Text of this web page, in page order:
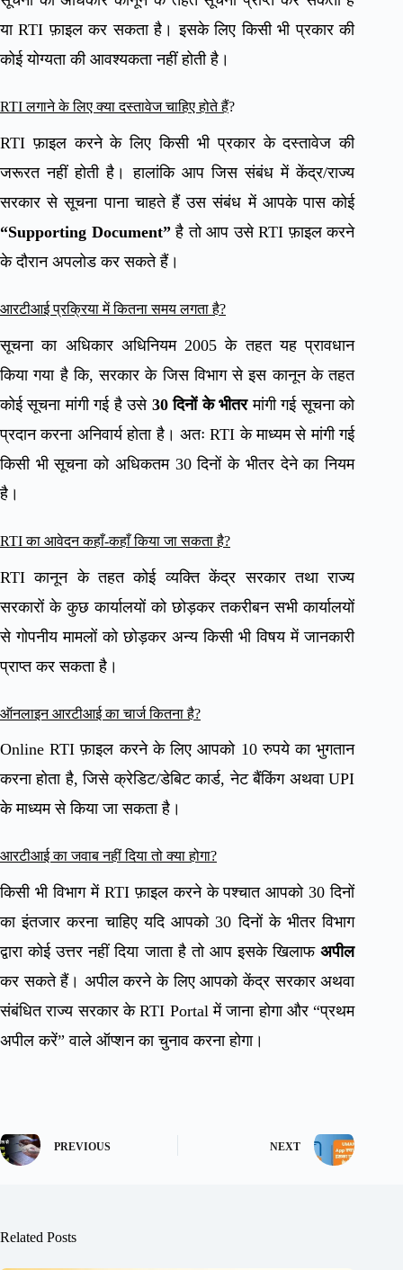
या RTI फ़ाइल कर सकता है। इसके लिए किसी भी प्रकार की
कोई योग्यता की आवश्यकता नहीं होती है।
RTI लगाने के लिए क्या दस्तावेज चाहिए होते हैं?
RTI फ़ाइल करने के लिए किसी भी प्रकार के दस्तावेज की
जरूरत नहीं होती है। हालांकि आप जिस संबंध में केंद्र/राज्य
सरकार से सूचना पाना चाहते हैं उस संबंध में आपके पास कोई
“Supporting Document”है तो आप उसे RTI फ़ाइल करने
के दौरान अपलोड कर सकते हैं।
आरटीआई प्रक्रिया में कितना समय लगता है?
सूचना का अधिकार अधिनियम 2005 के तहत यह प्रावधान
किया गया है कि, सरकार के जिस विभाग से इस कानून के तहत
कोई सूचना मांगी गई है उसे30 दिनों के भीतरमांगी गई सूचना को
प्रदान करना अनिवार्य होता है। अतः RTI के माध्यम से मांगी गई
किसी भी सूचना को अधिकतम 30 दिनों के भीतर देने का नियम
है।
RTI का आवेदन कहाँ-कहाँ किया जा सकता है?
RTI कानून के तहत कोई व्यक्ति केंद्र सरकार तथा राज्य
सरकारों के कुछ कार्यालयों को छोड़कर तकरीबन सभी कार्यालयों
से गोपनीय मामलों को छोड़कर अन्य किसी भी विषय में जानकारी
प्राप्त कर सकता है।
ऑनलाइन आरटीआई का चार्ज कितना है?
Online RTI फ़ाइल करने के लिए आपको 10 रुपये का भुगतान
करना होता है, जिसे क्रेडिट/डेबिट कार्ड, नेट बैंकिंग अथवा UPI
के माध्यम से किया जा सकता है।
आरटीआई का जवाब नहीं दिया तो क्या होगा?
किसी भी विभाग में RTI फ़ाइल करने के पश्चात आपको 30 दिनों
का इंतजार करना चाहिए यदि आपको 30 दिनों के भीतर विभाग
द्वारा कोई उत्तर नहीं दिया जाता है तो आप इसके खिलाफअपील
कर सकते हैं। अपील करने के लिए आपको केंद्र सरकार अथवा
संबंधित राज्य सरकार के RTI Portal में जाना होगा और “प्रथम
अपील करें” वाले ऑप्शन का चुनाव करना होगा।
PREVIOUS NEXT
Related Posts